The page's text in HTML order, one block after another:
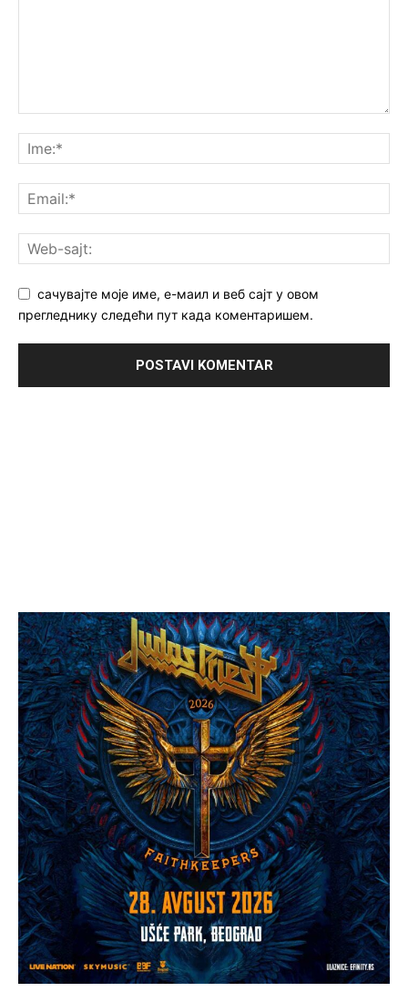
сачувајте моје име, е-маил и веб сајт у овом
прегледнику следећи пут када коментаришем.